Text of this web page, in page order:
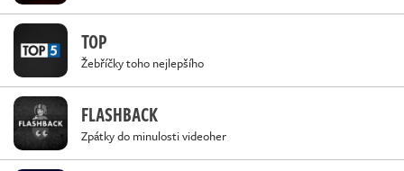
TOP
Žebříčky toho nejlepšího
FLASHBACK
Zpátky do minulosti videoher